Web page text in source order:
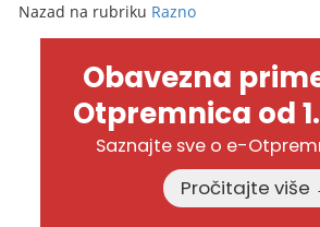
Nazad na rubriku Razno
Obavezna
Otpremnica od
Saznajte sve o e-